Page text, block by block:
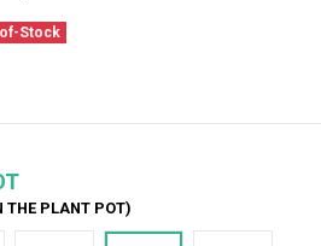
Stock
THE PLANT POT)